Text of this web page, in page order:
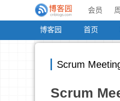
会员
博客园 首页
Scrum
Scrum